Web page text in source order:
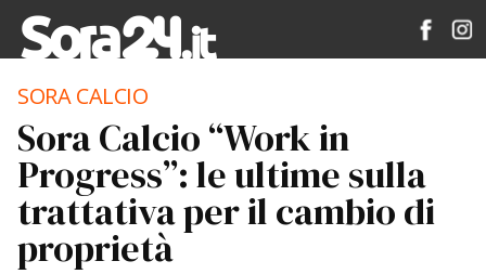
SORA CALCIO
Sora Calcio “Work in
Progress”: le ultime sulla
trattativa per il cambio di
proprietà